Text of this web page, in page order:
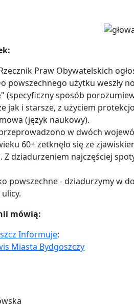
Praw Obywatelskich
powszechnego użytku weszły
(specyficzny sposób
jak i starsze, z użyciem
(język naukowy).
w dwóch
60+ zetknęło się ze
Z dziadurzeniem najczęściej
powszechne - dziadurzymy w
mówią:
Informuje;
Miasta Bydgoszczy